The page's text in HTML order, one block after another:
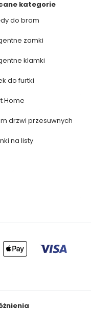
kategorie
do bram
zamki
klamki
do furtki
Home
drzwi przesuwnych
na listy